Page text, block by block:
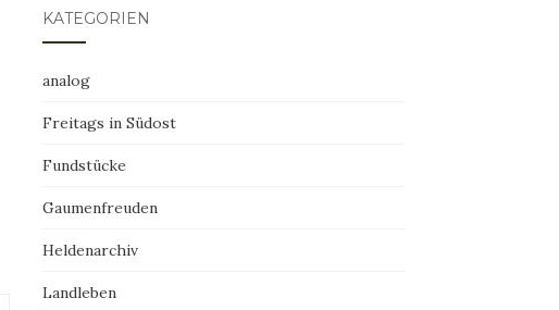
KATEGORIEN
analog
Freitags in Südost
Fundstücke
Gaumenfreuden
Heldenarchiv
Landleben